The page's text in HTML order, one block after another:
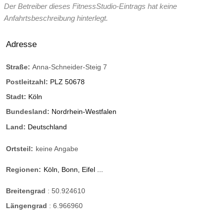
Der Betreiber dieses FitnessStudio-Eintrags hat keine
Anfahrtsbeschreibung hinterlegt.
Adresse
Straße: Anna-Schneider-Steig 7
Postleitzahl: PLZ 50678
Stadt: Köln
Bundesland: Nordrhein-Westfalen
Land: Deutschland
Ortsteil: keine Angabe
Regionen: Köln, Bonn, Eifel ...
Breitengrad : 50.924610
Längengrad : 6.966960